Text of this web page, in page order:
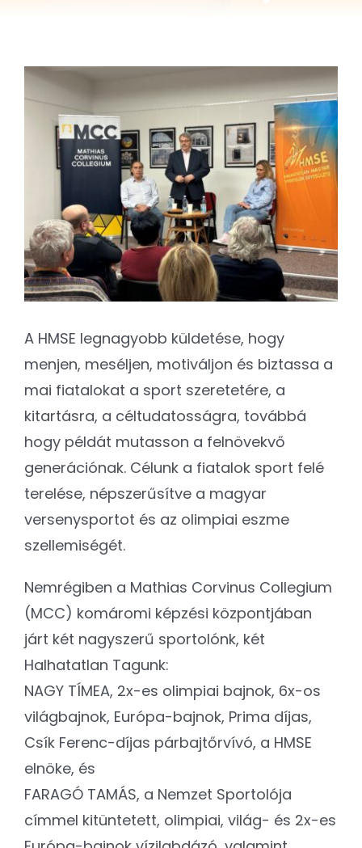
FOR:
View
Larger
Image
A HMSE legnagyobb küldetése, hogy
menjen, meséljen, motiváljon és biztassa a
mai fiatalokat a sport szeretetére, a
kitartásra, a céltudatosságra, továbbá
hogy példát mutasson a felnövekvő
generációnak. Célunk a fiatalok sport felé
terelése, népszerűsítve a magyar
versenysportot és az olimpiai eszme
szellemiségét.
Nemrégiben a Mathias Corvinus Collegium
(MCC) komáromi képzési központjában
járt két nagyszerű sportolónk, két
Halhatatlan Tagunk:
NAGY TÍMEA, 2x-es olimpiai bajnok, 6x-os
világbajnok, Európa-bajnok, Prima díjas,
Csík Ferenc-díjas párbajtőrvívó, a ️HMSE
elnöke, és
FARAGÓ TAMÁS, a Nemzet Sportolója
címmel kitüntetett, olimpiai, világ- és 2x-es